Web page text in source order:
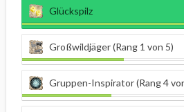
Glückspilz
Großwildjäger (Rang 1 von 5)
Gruppen-Inspirator (Rang 4